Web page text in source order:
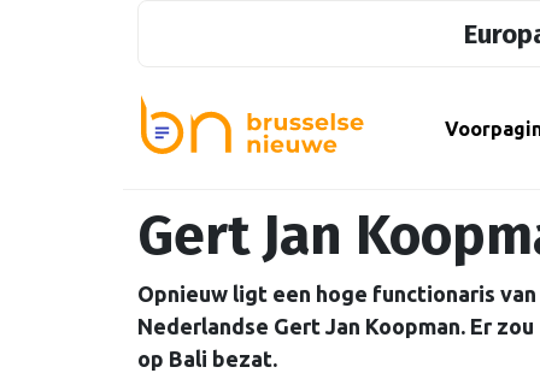
Gert Jan
Opnieuw ligt een hoge functionaris
Nederlandse Gert Jan Koopman. Er
op Bali bezat.